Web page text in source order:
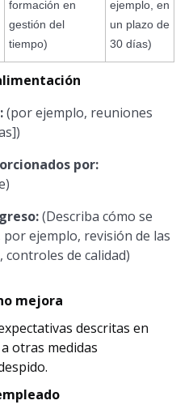
formación en
gestión del
tiempo)
ejemplo, en
un plazo de
30 días)
(por ejemplo, reuniones
por:
(Describa cómo se
ejemplo, revisión de las
de calidad)
mejora
descritas en
otras medidas